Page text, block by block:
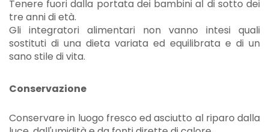
Tenere fuori dalla portata dei bambini al di sotto dei
tre anni di età.
Gli integratori alimentari non vanno intesi quali
sostituti di una dieta variata ed equilibrata e di un
sano stile di vita.
Conservazione
Conservare in luogo fresco ed asciutto al riparo dalla